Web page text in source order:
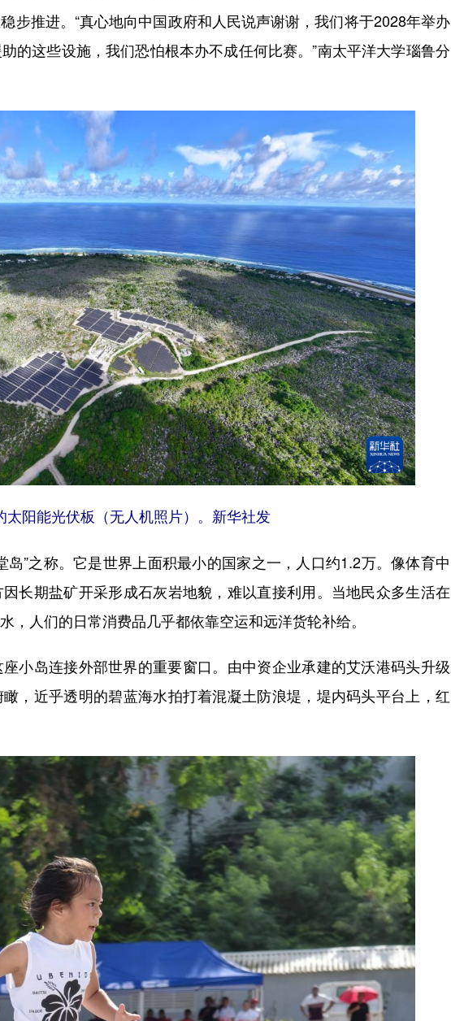
步推进。“真心地向中国政府和人民说声谢谢，我们将于2028年举办
的这些设施，我们恐怕根本办不成任何比赛。”南太平洋大学瑙鲁分
阳能光伏板（无人机照片）。新华社发
”之称。它是世界上面积最小的国家之一，人口约1.2万。像体育中
长期盐矿开采形成石灰岩地貌，难以直接利用。当地民众多生活在
，人们的日常消费品几乎都依靠空运和远洋货轮补给。
岛连接外部世界的重要窗口。由中资企业承建的艾沃港码头升级
，近乎透明的碧蓝海水拍打着混凝土防浪堤，堤内码头平台上，红